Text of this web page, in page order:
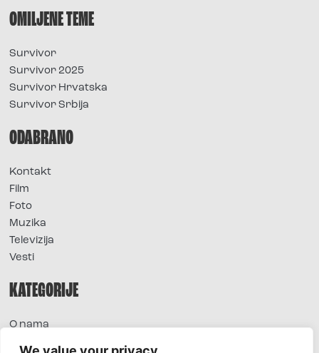
OMILJENE TEME
Survivor
Survivor 2025
Survivor Hrvatska
Survivor Srbija
ODABRANO
Kontakt
Film
Foto
Muzika
Televizija
Vesti
KATEGORIJE
O nama